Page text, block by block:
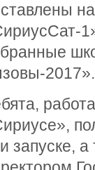
2017».
запуске,